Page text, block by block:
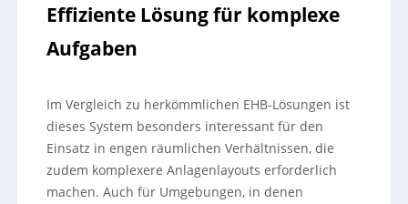
Effiziente Lösung für komplexe
Aufgaben
Im Vergleich zu herkömmlichen EHB-Lösungen ist
dieses System besonders interessant für den
Einsatz in engen räumlichen Verhältnissen, die
zudem komplexere Anlagenlayouts erforderlich
machen. Auch für Umgebungen, in denen